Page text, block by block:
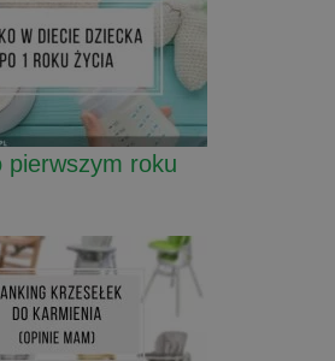
pierwszym roku